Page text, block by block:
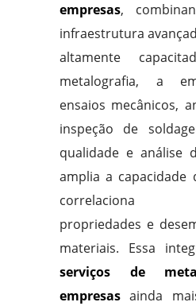
empresas,
infraestrutura
altamente
metalografia, a
ensaios mecânicos,
inspeção de
qualidade e análise
amplia a capacidade
correlaciona
propriedades e
materiais. Essa
serviços de
empresasainda